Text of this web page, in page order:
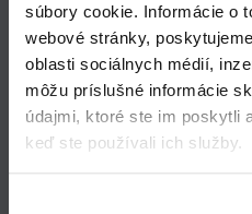
súbory cookie. Informácie o
webové stránky,
oblasti sociálnych médií,
môžu príslušné informácie
údajmi, ktoré ste im poskytli
keď ste používali ich služby.
Ako Super
Ako sa stať
Často